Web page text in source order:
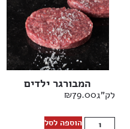
המבורגר ילדים
לק"ג ₪79.00
הוספה לסל